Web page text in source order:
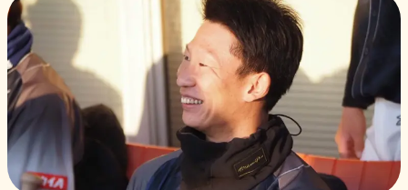
上杉あずさのスコアブック
若鷹応援チャンネル
Bambiesとは